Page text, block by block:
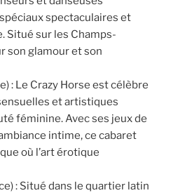
spectaculaires et
Situé sur les Champs-
son glamour et son
: Le Crazy Horse est célèbre
et artistiques
féminine. Avec ses jeux de
intime, ce cabaret
où l’art érotique
: Situé dans le quartier latin